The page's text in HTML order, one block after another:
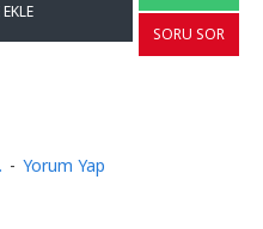
- Yorum Yap
SORU SOR